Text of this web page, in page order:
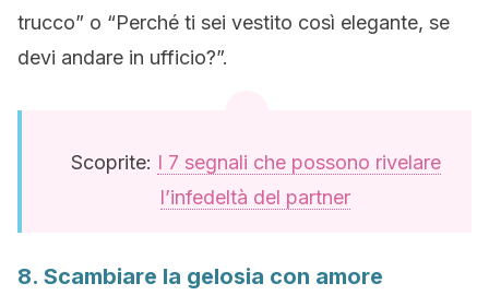
trucco” o “Perché ti sei vestito così elegante, se
devi andare in ufficio?”.
Scoprite: I 7 segnali che possono rivelare
l’infedeltà del partner
8. Scambiare la gelosia con amore